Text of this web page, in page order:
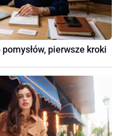
pierwsze kroki